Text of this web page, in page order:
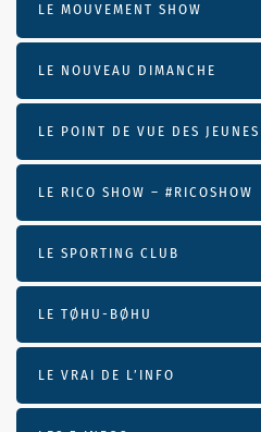
LE MOUVEMENT SHOW
LE NOUVEAU DIMANCHE
LE POINT DE VUE DES JEUNES
LE RICO SHOW – #RICOSHOW
LE SPORTING CLUB
LE TØHU-BØHU
LE VRAI DE L’INFO